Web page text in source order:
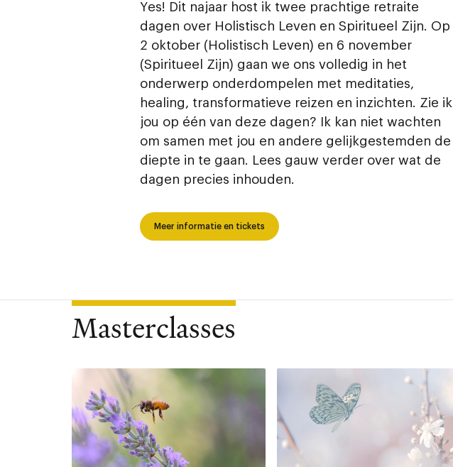
Yes! Dit najaar host ik twee prachtige retraite
dagen over Holistisch Leven en Spiritueel Zijn. Op
2 oktober (Holistisch Leven) en 6 november
(Spiritueel Zijn) gaan we ons volledig in het
onderwerp onderdompelen met meditaties,
healing, transformatieve reizen en inzichten. Zie ik
jou op één van deze dagen? Ik kan niet wachten
om samen met jou en andere gelijkgestemden de
diepte in te gaan. Lees gauw verder over wat de
dagen precies inhouden.
Meer informatie en tickets
Masterclasses